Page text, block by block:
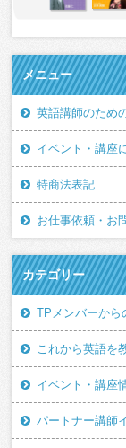
メニュー
英語講師のため
イベント・講座
特商法表記
お仕事依頼・お
カテゴリー
TPメンバーから
これから英語を
イベント・講座
パートナー講師